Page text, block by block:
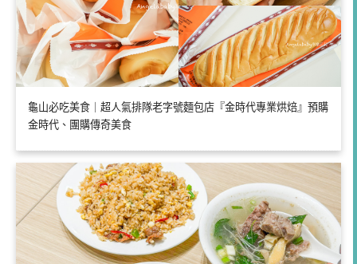
龜山必吃美食｜超人氣排隊老字號麵包店『金時代專業烘焙』預購
金時代、團購傳奇美食